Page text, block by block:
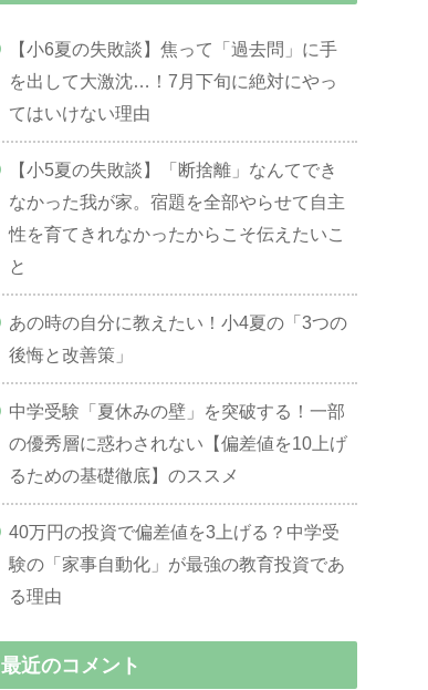
【小6夏の失敗談】焦って「過去問」に手
を出して大激沈…！7月下旬に絶対にやっ
てはいけない理由
【小5夏の失敗談】「断捨離」なんてでき
なかった我が家。宿題を全部やらせて自主
性を育てきれなかったからこそ伝えたいこ
と
あの時の自分に教えたい！小4夏の「3つの
後悔と改善策」
中学受験「夏休みの壁」を突破する！一部
の優秀層に惑わされない【偏差値を10上げ
るための基礎徹底】のススメ
40万円の投資で偏差値を3上げる？中学受
験の「家事自動化」が最強の教育投資であ
る理由
最近のコメント